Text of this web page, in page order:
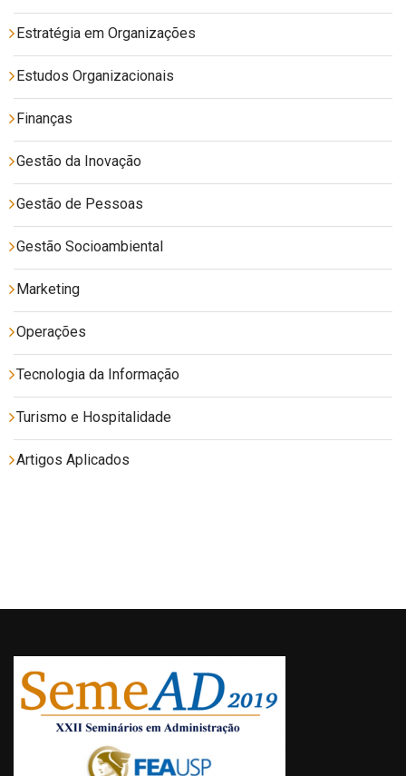
Estratégia em Organizações
Estudos Organizacionais
Finanças
Gestão da Inovação
Gestão de Pessoas
Gestão Socioambiental
Marketing
Operações
Tecnologia da Informação
Turismo e Hospitalidade
Artigos Aplicados